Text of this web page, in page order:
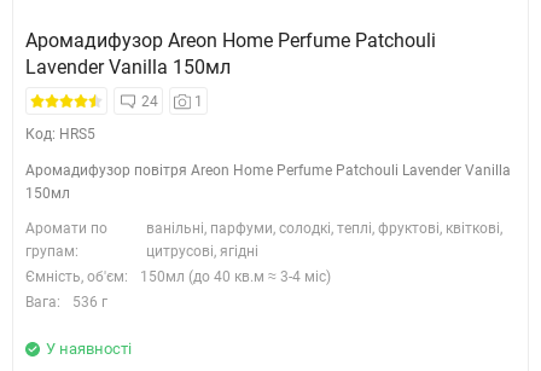
Аромадифузор Areon Home Perfume Patchouli
Lavender Vanilla 150мл
24
1
Код: HRS5
Аромадифузор повітря Areon Home Perfume Patchouli Lavender Vanilla
150мл
Аромати по
групам:
ванільні, парфуми, солодкі, теплі, фруктові, квіткові,
цитрусові, ягідні
Ємність, об'єм:
150мл (до 40 кв.м ≈ 3-4 міс)
Вага:
536 г
У наявності